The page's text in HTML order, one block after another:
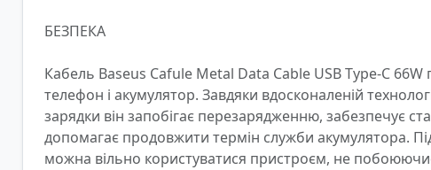
БЕЗПЕКА
Кабель Baseus Cafule Metal Data Cable USB Type-C 66W
телефон і акумулятор. Завдяки вдосконаленій
зарядки він запобігає перезарядженню, забезпечує
допомагає продовжити термін служби акумулятора.
можна вільно користуватися пристроєм, не